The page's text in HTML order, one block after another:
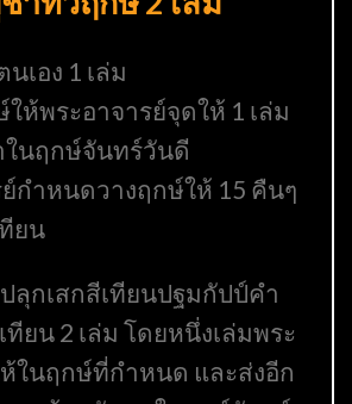
เอง 1 เล่ม
ห้พระอาจารย์จุดให้ 1 เล่ม
ในฤกษ์จันทร์วันดี
กำหนดวางฤกษ์ให้ 15 คืนๆ
ยน
ลุกเสกสีเทียนปฐมกัปป์คำ
ทียน 2 เล่ม โดยหนึ่งเล่มพระ
ในฤกษ์ที่กำหนด และส่งอีก